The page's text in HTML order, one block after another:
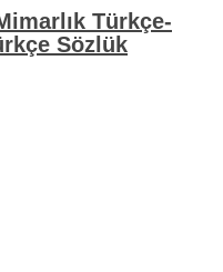
Türkçe-
Sözlük